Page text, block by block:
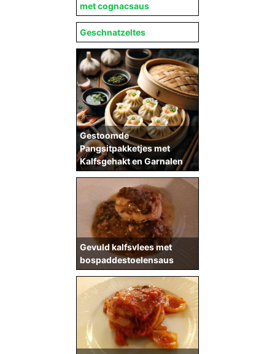
met cognacsaus
Geschnatzeltes
Gestoomde
Pangsitpakketjes met
Kalfsgehakt en Garnalen
Gevuld kalfsvlees met
bospaddestoelensaus